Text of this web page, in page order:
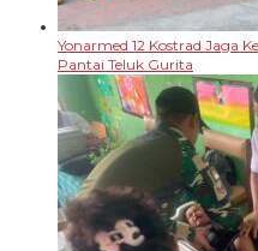
Yonarmed 12 Kostrad Jaga
Pantai Teluk Gurita